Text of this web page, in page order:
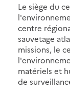
Le siège du
centre
sauvetage
missions, le
matériels et
de